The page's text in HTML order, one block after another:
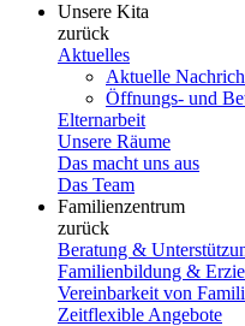
Unsere Kita
zurück
Aktuelles
Aktuelle
Öffnungs- und
Elternarbeit
Unsere Räume
Das macht uns aus
Das Team
Familienzentrum
zurück
Beratung &
Familienbildung &
Vereinbarkeit von
Zeitflexible Angebote